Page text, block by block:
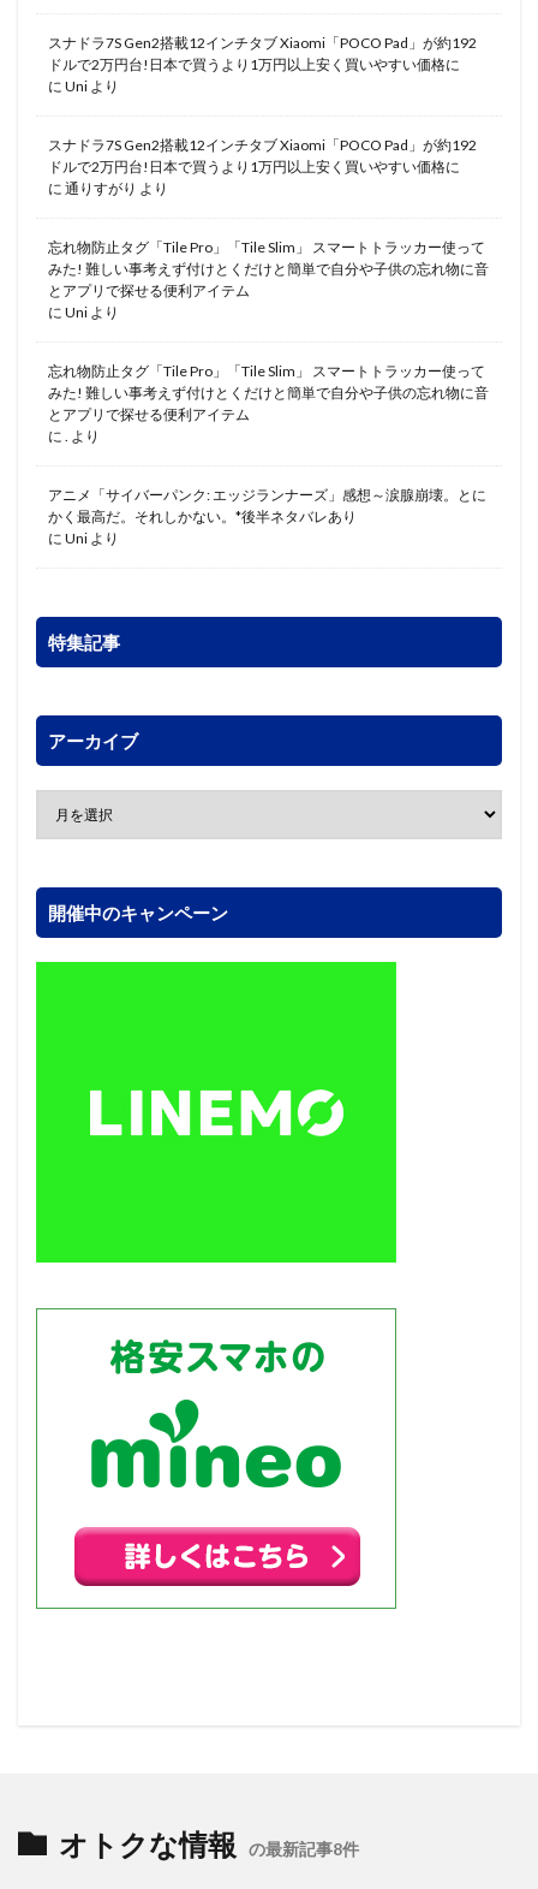
スナドラ7S Gen2搭載12インチタブ Xiaomi「POCO Pad」が約192
ドルで2万円台!日本で買うより1万円以上安く買いやすい価格に
に Uni より
スナドラ7S Gen2搭載12インチタブ Xiaomi「POCO Pad」が約192
ドルで2万円台!日本で買うより1万円以上安く買いやすい価格に
に 通りすがり より
忘れ物防止タグ「Tile Pro」「Tile Slim」 スマートトラッカー使って
みた! 難しい事考えず付けとくだけと簡単で自分や子供の忘れ物に音
とアプリで探せる便利アイテム
に Uni より
忘れ物防止タグ「Tile Pro」「Tile Slim」 スマートトラッカー使って
みた! 難しい事考えず付けとくだけと簡単で自分や子供の忘れ物に音
とアプリで探せる便利アイテム
に . より
アニメ「サイバーパンク: エッジランナーズ」感想～涙腺崩壊。とに
かく最高だ。それしかない。*後半ネタバレあり
に Uni より
特集記事
アーカイブ
開催中のキャンペーン
オトクな情報 の最新記事8件